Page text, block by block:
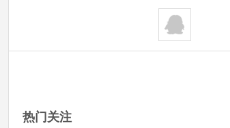
热门关注